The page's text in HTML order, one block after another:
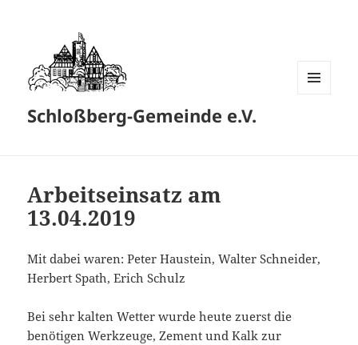
Schloßberg-Gemeinde e.V.
Arbeitseinsatz am
13.04.2019
Mit dabei waren: Peter Haustein, Walter Schneider,
Herbert Spath, Erich Schulz
Bei sehr kalten Wetter wurde heute zuerst die
benötigen Werkzeuge, Zement und Kalk zur